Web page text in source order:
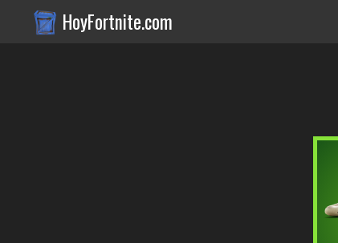
HoyFortnite.com